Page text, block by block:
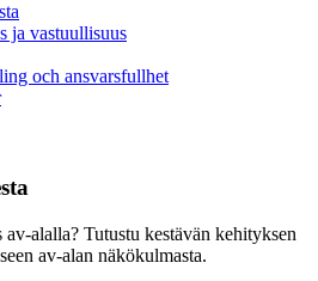
ja vastuullisuus
och ansvarsfullhet
alalla? Tutustu kestävän kehityksen
av-alan näkökulmasta.